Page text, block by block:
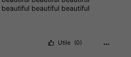
beautiful beautiful beautiful
Utile (0)